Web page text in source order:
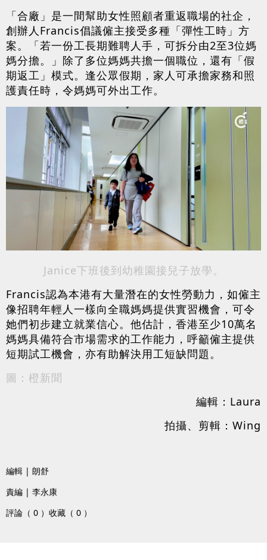
「合廠」是一間幫助女性照顧者重返職場的社企，
創辦人Francis倡議僱主接受多種「彈性工時」方
案。「若一份工長期難聘人手，可拆分由2至3位媽
媽分擔。」除了多位媽媽共擔一個職位，還有「假
期返工」模式。逢公眾假期，家人可承擔家務和照
護責任時，令媽媽可外出工作。
Janice下班後到幼稚園接兒子放學。
Francis認為本港有大量潛在的女性勞動力，如僱主
像招聘年輕人一樣向全職媽媽提供實習機會，可令
她們初步建立就業信心。他估計，香港至少10萬名
媽媽具備符合市場需求的工作能力，呼籲僱主提供
短期試工機會，亦有助解決用工短缺問題。
圖：橙新聞
編輯：Laura
拍攝、剪輯：Wing
編輯 | 朗舒
責編 | 李永康
評論（ 0 ） 收藏（ 0 ）